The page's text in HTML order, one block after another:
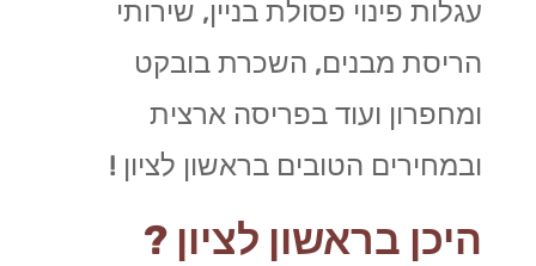
עגלות פינוי פסולת בניין, שירותי
הריסת מבנים, השכרת בובקט
ומחפרון ועוד בפריסה ארצית
ובמחירים הטובים בראשון לציון !
היכן בראשון לציון ?